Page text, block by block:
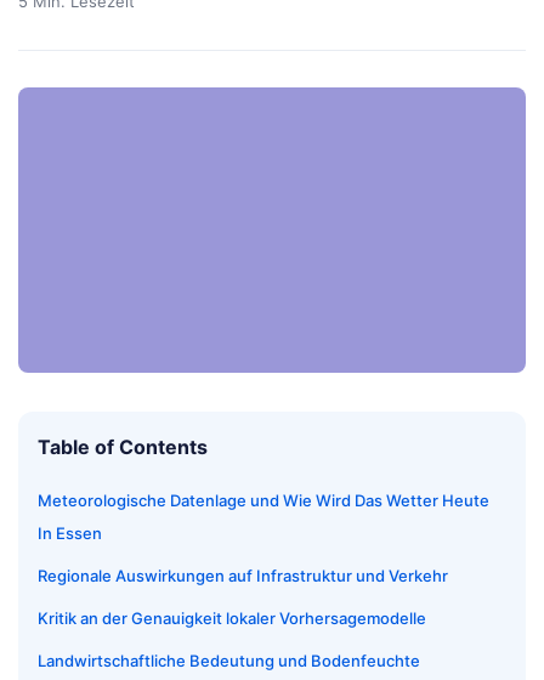
Table of Contents
Meteorologische Datenlage und Wie Wird Das Wetter Heute
In Essen
Regionale Auswirkungen auf Infrastruktur und Verkehr
Kritik an der Genauigkeit lokaler Vorhersagemodelle
Landwirtschaftliche Bedeutung und Bodenfeuchte